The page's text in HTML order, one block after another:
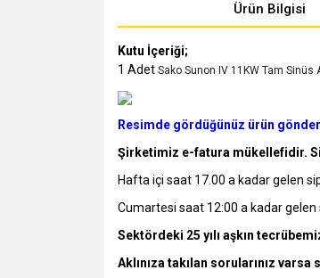
Ürün Bilgisi
Kutu İçeriği;
1 Adet Sako Sunon IV 11KW Tam Sinüs
Resimde gördüğünüz ürün
Şirketimiz e-fatura mükellefidir.
Hafta içi saat 17.00 a kadar gelen
Cumartesi saat 12:00 a kadar
Sektördeki 25 yılı aşkın
Aklınıza takılan sorularınız